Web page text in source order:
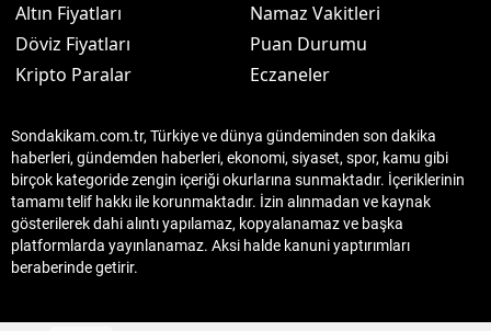
Altın Fiyatları
Döviz Fiyatları
Kripto Paralar
Namaz Vakitleri
Puan Durumu
Eczaneler
Sondakikam.com.tr, Türkiye ve dünya gündeminden son dakika
haberleri, gündemden haberleri, ekonomi, siyaset, spor, kamu gibi
birçok kategoride zengin içeriği okurlarına sunmaktadır. İçeriklerinin
tamamı telif hakkı ile korunmaktadır. İzin alınmadan ve kaynak
gösterilerek dahi alıntı yapılamaz, kopyalanamaz ve başka
platformlarda yayınlanamaz. Aksi halde kanuni yaptırımları
beraberinde getirir.